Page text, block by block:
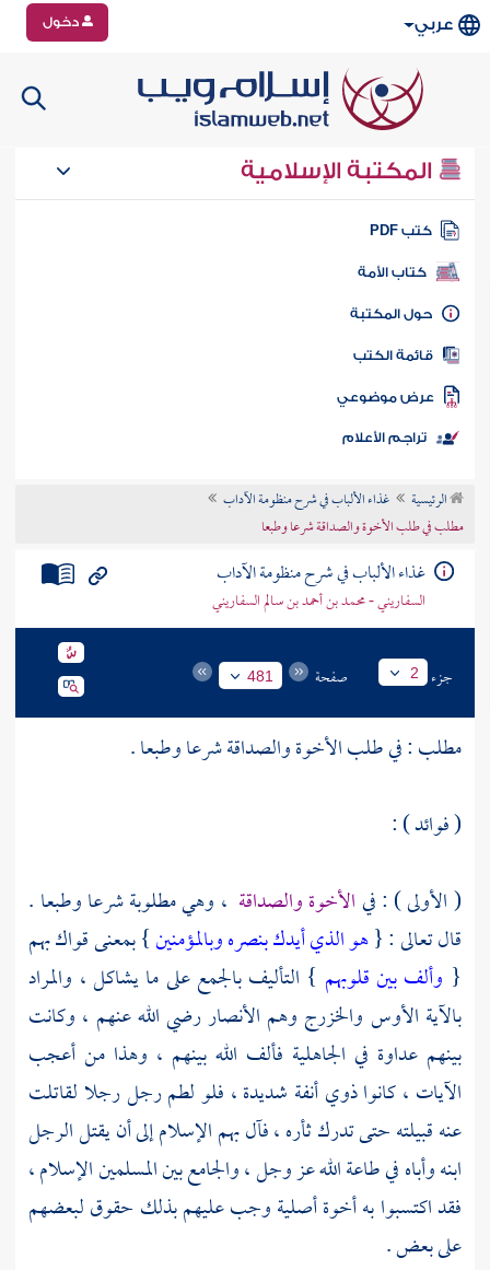
عربي دخول
المكتبة الإسلامية
كتب PDF
كتاب الأمة
المكتبة
الكتب
موضوعي
تراجم الأعلام
الرئيسية
غذاء الألباب في شرح منظومة الآداب
مطلب في طلب الأخوة والصداقة شرعا وطبعا
غذاء الألباب في شرح منظومة الآداب
السفاريني - محمد بن أحمد بن سالم السفاريني
جزء 2 صفحة 481
مطلب : في طلب الأخوة والصداقة شرعا وطبعا .
( فوائد ) :
( الأولى ) : فيالأخوة والصداقة ، وهي مطلوبة شرعا وطبعا .
قال تعالى : {هو الذي أيدك بنصره وبالمؤمنين} بمعنى قواك بهم
{ وألف بين قلوبهم } التأليف بالجمع على ما يشاكل ، والمراد
بالآية الأوس والخزرج وهم الأنصاررضي الله عنهم ، وكانت
بينهم عداوة في الجاهلية فألف الله بينهم ، وهذا من أعجب
الآيات ، كانوا ذوي أنفة شديدة ، فلو لطم رجل رجلا لقاتلت
عنه قبيلته حتى تدرك ثأره ، فآل بهم الإسلام إلى أن يقتل الرجل
ابنه وأباه في طاعة الله عز وجل ، والجامع بين المسلمين الإسلام ،
فقد اكتسبوا به أخوة أصلية وجب عليهم بذلك حقوق لبعضهم
على بعض .